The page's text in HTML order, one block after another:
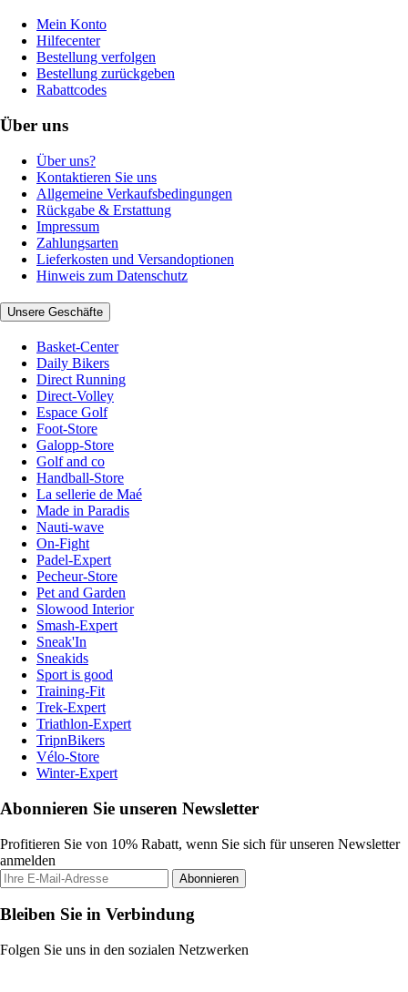
Mein Konto
Hilfecenter
Bestellung verfolgen
Bestellung zurückgeben
Rabattcodes
Über uns
Über uns?
Kontaktieren Sie uns
Allgemeine Verkaufsbedingungen
Rückgabe & Erstattung
Impressum
Zahlungsarten
Lieferkosten und Versandoptionen
Hinweis zum Datenschutz
Unsere Geschäfte
Basket-Center
Daily Bikers
Direct Running
Direct-Volley
Espace Golf
Foot-Store
Galopp-Store
Golf and co
Handball-Store
La sellerie de Maé
Made in Paradis
Nauti-wave
On-Fight
Padel-Expert
Pecheur-Store
Pet and Garden
Slowood Interior
Smash-Expert
Sneak'In
Sneakids
Sport is good
Training-Fit
Trek-Expert
Triathlon-Expert
TripnBikers
Vélo-Store
Winter-Expert
Abonnieren Sie unseren Newsletter
Profitieren Sie von 10% Rabatt, wenn Sie sich für unseren Newsletter
anmelden
Abonnieren
Bleiben Sie in Verbindung
Folgen Sie uns in den sozialen Netzwerken